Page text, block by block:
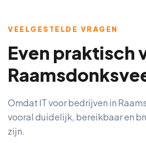
VEELGESTELDE VRAGEN
Even praktisch
Omdat IT voor bedrijven in
vooral duidelijk, bereikbaar en
zijn.